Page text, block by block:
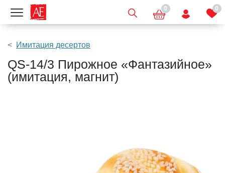
Показать меню 0 0
Имитация десертов
QS-14/3 Пирожное «Фантазийное»
(имитация, магнит)